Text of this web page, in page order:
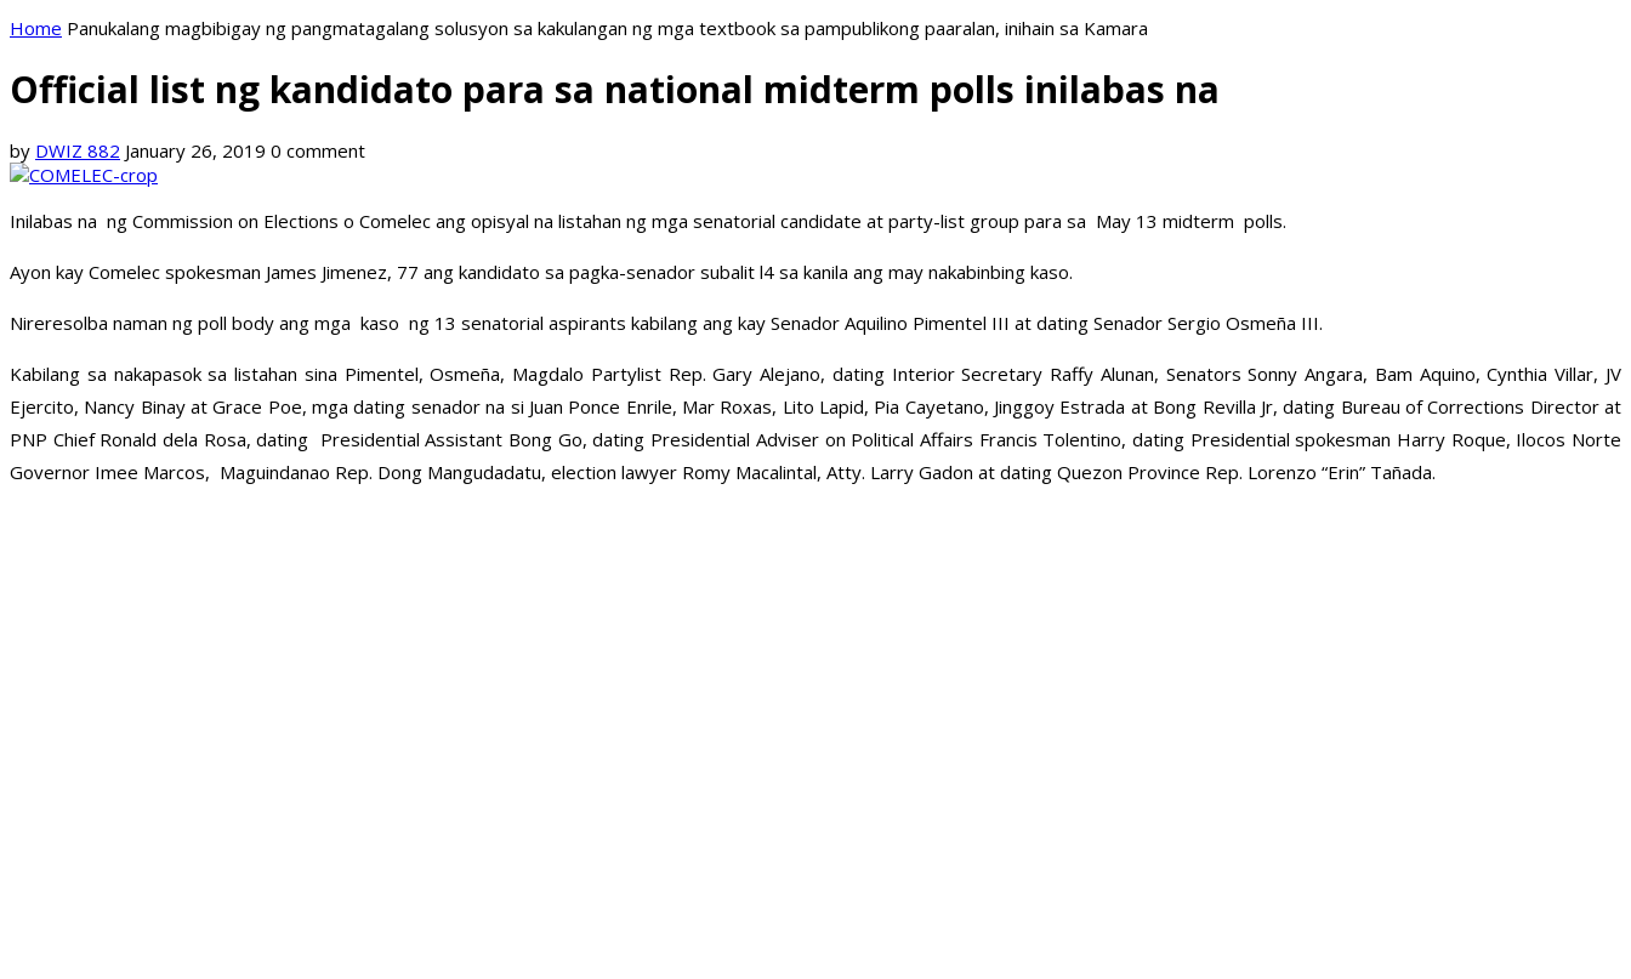
Home Panukalang magbibigay ng pangmatagalang solusyon sa kakulangan ng mga textbook sa pampublikong paaralan, inihain sa Kamara
Official list ng kandidato para sa national midterm polls inilabas na
by DWIZ 882 January 26, 2019 0 comment
Inilabas na ng Commission on Elections o Comelec ang opisyal na listahan ng mga senatorial candidate at party-list group para sa May 13 midterm polls.
Ayon kay Comelec spokesman James Jimenez, 77 ang kandidato sa pagka-senador subalit l4 sa kanila ang may nakabinbing kaso.
Nireresolba naman ng poll body ang mga kaso ng 13 senatorial aspirants kabilang ang kay Senador Aquilino Pimentel III at dating Senador Sergio Osmeña III.
Kabilang sa nakapasok sa listahan sina Pimentel, Osmeña, Magdalo Partylist Rep. Gary Alejano, dating Interior Secretary Raffy Alunan, Senators Sonny Angara, Bam Aquino, Cynthia Villar, JV
Ejercito, Nancy Binay at Grace Poe, mga dating senador na si Juan Ponce Enrile, Mar Roxas, Lito Lapid, Pia Cayetano, Jinggoy Estrada at Bong Revilla Jr, dating Bureau of Corrections Director at
PNP Chief Ronald dela Rosa, dating Presidential Assistant Bong Go, dating Presidential Adviser on Political Affairs Francis Tolentino, dating Presidential spokesman Harry Roque, Ilocos Norte
Governor Imee Marcos, Maguindanao Rep. Dong Mangudadatu, election lawyer Romy Macalintal, Atty. Larry Gadon at dating Quezon Province Rep. Lorenzo “Erin” Tañada.